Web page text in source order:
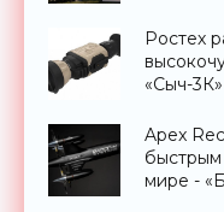
Ростех
«Сыч-
Apex
мире -